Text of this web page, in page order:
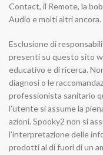
Contact, il Remote, la
Audio e molti altri ancora.
Esclusione di
presenti su questo sito
educativo e di ricerca.
diagnosi o le
professionista sanitario
l’utente si assume la
azioni. Spooky2 non si
l’interpretazione delle
prodotti al di fuori di un